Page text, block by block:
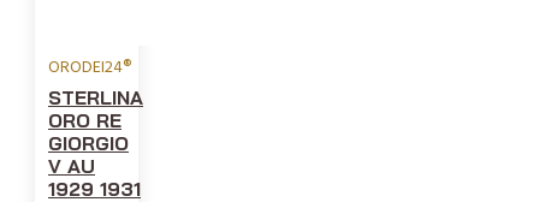
ORODEI24®
STERLINA
ORO RE
GIORGIO
V AU
1929 1931